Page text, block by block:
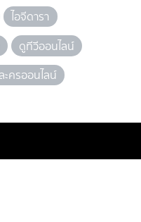
ไอจีดารา
ดูทีวีออนไลน์
ะครออนไลน์